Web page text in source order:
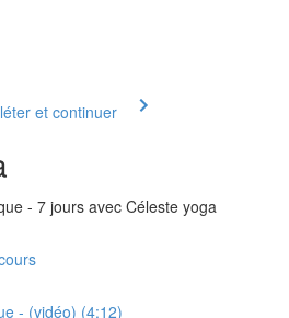
et continuer
- 7 jours avec Céleste yoga
- (vidéo) (4:12)